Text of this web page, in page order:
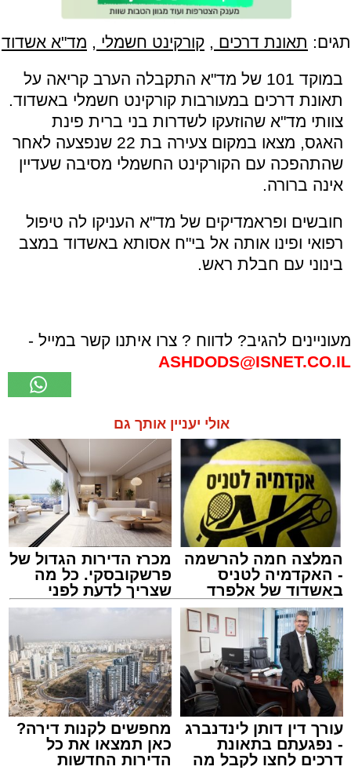
תגים: תאונת דרכים , קורקינט חשמלי , מד"א אשדוד
במוקד 101 של מד"א התקבלה הערב קריאה על
תאונת דרכים במעורבות קורקינט חשמלי באשדוד.
צוותי מד"א שהוזעקו לשדרות בני ברית פינת
האגס, מצאו במקום צעירה בת 22 שנפצעה לאחר
שהתהפכה עם הקורקינט החשמלי מסיבה שעדיין
אינה ברורה.
חובשים ופראמדיקים של מד"א העניקו לה טיפול
רפואי ופינו אותה אל בי"ח אסותא באשדוד במצב
בינוני עם חבלת ראש.
מעוניינים להגיב? לדווח ? צרו איתנו קשר במייל -
ASHDODS@ISNET.CO.IL
אולי יעניין אותך גם
המלצה חמה להרשמה
- האקדמיה לטניס
באשדוד של אלפרד
קריאולנסקי - לילדים
מכרז הדירות הגדול של
פרשקובסקי. כל מה
שצריך לדעת לפני
שמגישים הצעה לדירה
עורך דין דותן לינדנברג
- נפגעתם בתאונת
דרכים לחצו לקבל מה
מחפשים לקנות דירה?
כאן תמצאו את כל
הדירות החדשות